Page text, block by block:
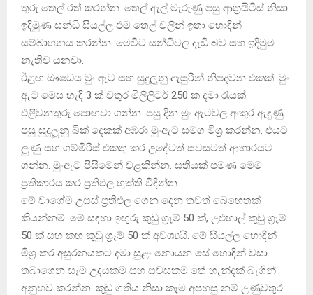
තුරු තෙල් රත් කරන්න. තෙල් ඇල් මැරුණු පසු ආත්‍රයිටිස්‌ නිසා
ඉදිමුණ සන්ධි සියල්ල එම තෙල් වලින් ඉතා හොඳින්
සම්බාහනය කරන්න. මෙවිට සන්ධිවල දැඩි බව සහ ඉදිමුම
නැතිව යනවා.
ඊළඟ ඖෂධය මුං ඇට සහ සුදුලූනු ඇසුරින් නිපදවන එකක්‌. මුං
ඇට මේස හැඳි 3 ක්‌ වතුර මිලිලීටර් 250 ක දමා රැයක්‌
එළිවනතුරු පොඟවා ගන්න. පසු දින මුං ඇටවල අංකුර ඇදුණු
පසු සුදුලූනු බික්‌ දෙකක්‌ අඹරා මුංඇට සමග මිශ්‍ර කරන්න. එයට
ලුණු සහ ගම්මිරිස්‌ එකතු කර උදේටත් සවසටත් ආහාරයට
ගන්න. මුංඇට පිසීමෙන් වළකින්න. සතියක්‌ පමණ මෙම
ප්‍රතිකාරය කර ප්‍රතිඵල භුක්‌ති විඳින්න.
මේ වාගේම උසස්‌ ප්‍රතිඵල ගෙන දෙන තවත් බෙහෙතක්‌
කියන්නම්. මේ සඳහා ඉඟුරු කුඩු ග්‍රෑම් 50 ක්‌, උළුහාල් කුඩු ග්‍රෑම්
50 ක්‌ සහ කහ කුඩු ග්‍රෑම් 50 ක්‌ අවශ්‍යයි. මේ සියල්ල හොඳින්
මිශ්‍ර කර අසුරනයකට දමා සුළං නොයන සේ හොඳින් වසා
තබාගෙන සෑම උදයකම සහ සවසකම තේ හැන්දක්‌ බැගින්
අනුභව කරන්න. කුඩු ගතිය නිසා කෑම අපහසු නම් උණුවතුර